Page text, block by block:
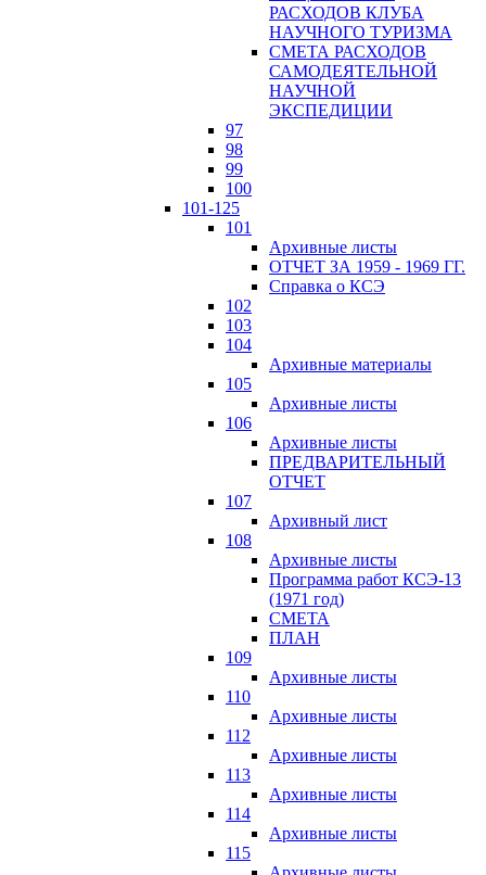
РАСХОДОВ КЛУБА
НАУЧНОГО ТУРИЗМА
СМЕТА РАСХОДОВ
САМОДЕЯТЕЛЬНОЙ
НАУЧНОЙ
ЭКСПЕДИЦИИ
97
98
99
100
101-125
101
Архивные листы
ОТЧЕТ ЗА 1959 - 1969 ГГ.
Справка о КСЭ
102
103
104
Архивные материалы
105
Архивные листы
106
Архивные листы
ПРЕДВАРИТЕЛЬНЫЙ
ОТЧЕТ
107
Архивный лист
108
Архивные листы
Программа работ КСЭ-13
(1971 год)
СМЕTA
ПЛАН
109
Архивные листы
110
Архивные листы
112
Архивные листы
113
Архивные листы
114
Архивные листы
115